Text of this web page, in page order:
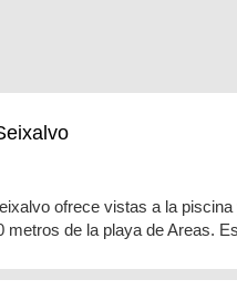
ofrece vistas a la
metros de la playa de Areas.